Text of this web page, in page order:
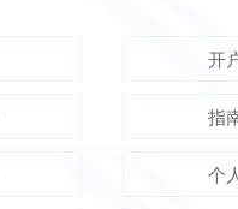
开
指
个人